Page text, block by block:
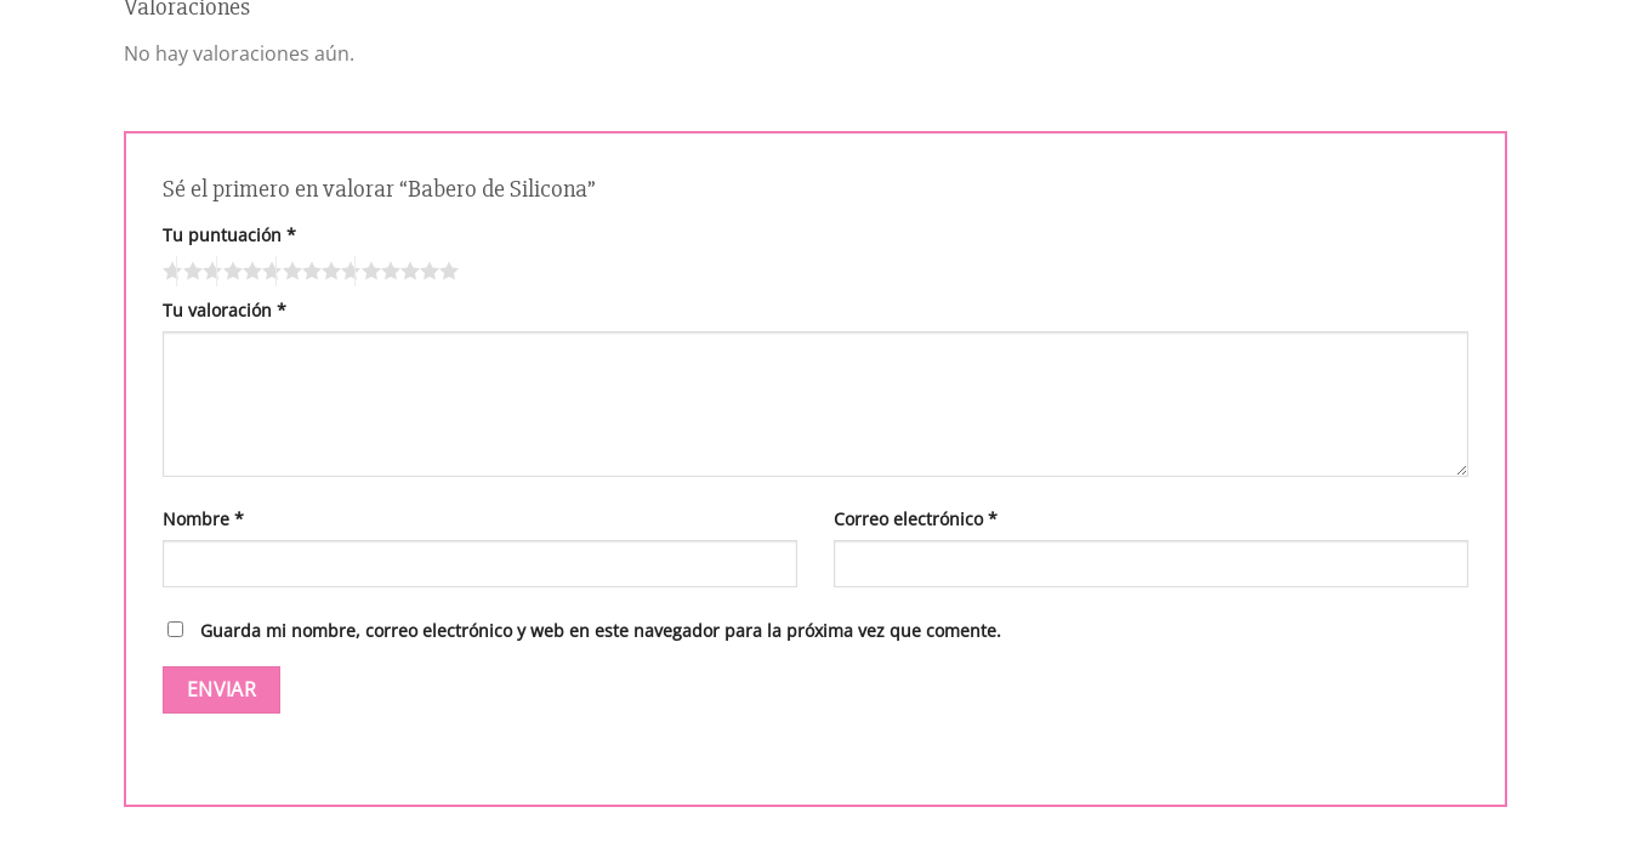
Valoraciones
No hay valoraciones aún.
Sé el primero en valorar “Babero de Silicona”
Tu puntuación *
Tu valoración *
Nombre * Correo electrónico*
Guarda mi nombre, correo electrónico y web en este navegador para la próxima vez que comente.